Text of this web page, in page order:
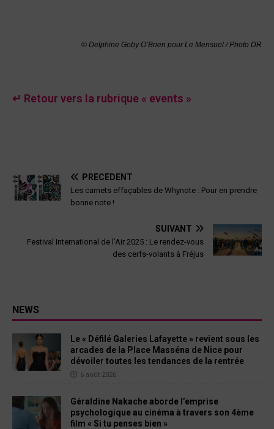
© Delphine Goby O’Brien pour Le Mensuel / Photo DR
↵ Retour vers la rubrique « events »
PRÉCÉDENT
Les carnets effaçables de Whynote : Pour en prendre
bonne note !
SUIVANT
Festival International de l’Air 2025 : Le rendez-vous
des cerfs-volants à Fréjus
NEWS
Le « Défilé Galeries Lafayette » revient sous les
arcades de la Place Masséna de Nice pour
dévoiler toutes les tendances de la rentrée
6 août 2026
Géraldine Nakache aborde l’emprise
psychologique au cinéma à travers son 4ème
film « Si tu penses bien »